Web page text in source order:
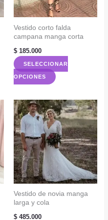
pueden
elegir
en
página
de
Vestido corto falda
campana manga corta
$ 185.000
SELECCIONAR
OPCIONES
Este
tiene
múltiples
variantes.
Las
opciones
pueden
elegir
Vestido de novia manga
larga y cola
$ 485.000